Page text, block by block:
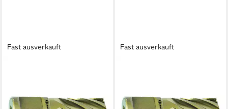
Fast ausverkauft
30 Weldon, Ø 18 mm
Fast ausverkauft
30 Weldon, Ø 14 mm